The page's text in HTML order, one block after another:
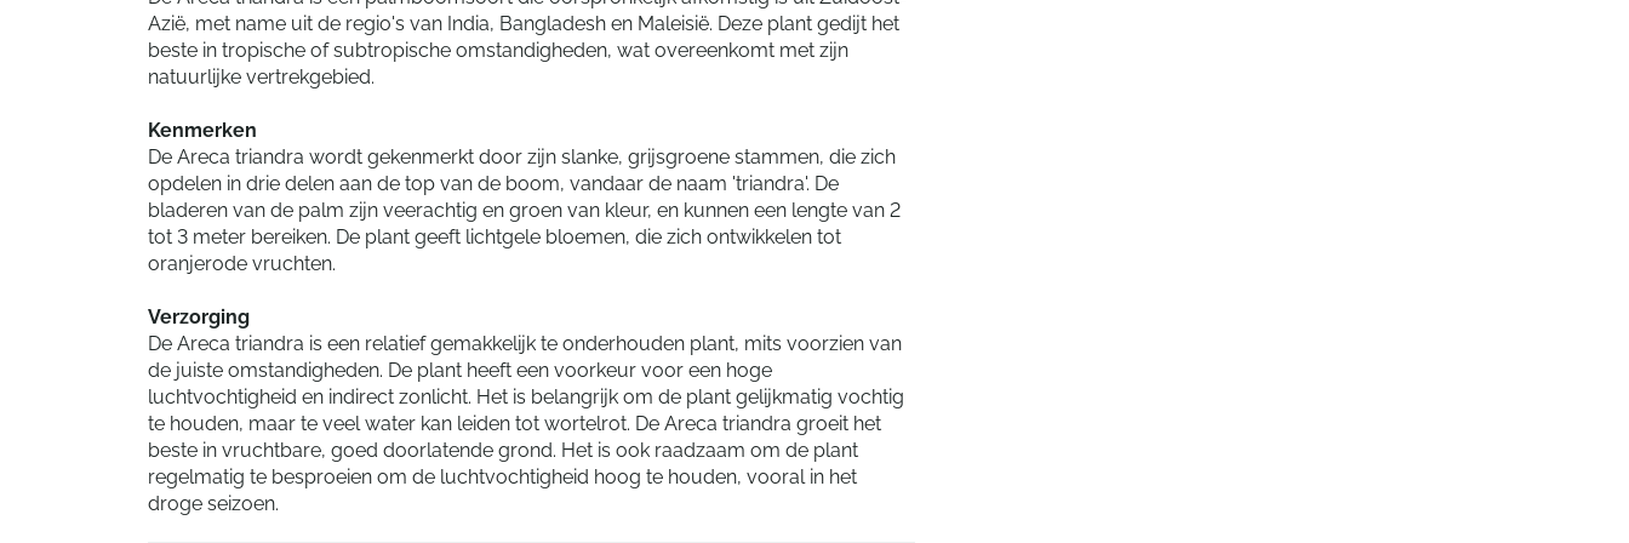
Azië, met name uit de regio's van India, Bangladesh en Maleisië. Deze plant gedijt het
beste in tropische of subtropische omstandigheden, wat overeenkomt met zijn
natuurlijke vertrekgebied.
Kenmerken
De Areca triandra wordt gekenmerkt door zijn slanke, grijsgroene stammen, die zich
opdelen in drie delen aan de top van de boom, vandaar de naam 'triandra'. De
bladeren van de palm zijn veerachtig en groen van kleur, en kunnen een lengte van 2
tot 3 meter bereiken. De plant geeft lichtgele bloemen, die zich ontwikkelen tot
oranjerode vruchten.
Verzorging
De Areca triandra is een relatief gemakkelijk te onderhouden plant, mits voorzien van
de juiste omstandigheden. De plant heeft een voorkeur voor een hoge
luchtvochtigheid en indirect zonlicht. Het is belangrijk om de plant gelijkmatig vochtig
te houden, maar te veel water kan leiden tot wortelrot. De Areca triandra groeit het
beste in vruchtbare, goed doorlatende grond. Het is ook raadzaam om de plant
regelmatig te besproeien om de luchtvochtigheid hoog te houden, vooral in het
droge seizoen.